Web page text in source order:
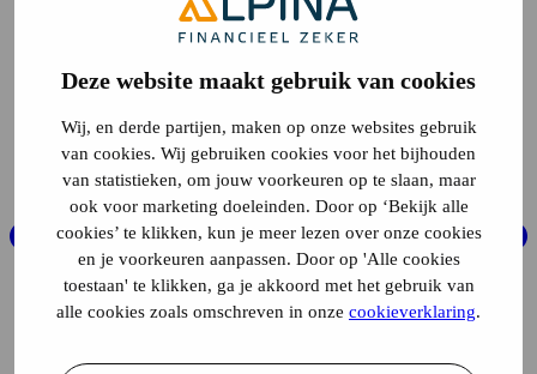
Deze website maakt gebruik van cookies
Wij, en derde partijen, maken op onze websites gebruik
van cookies. Wij gebruiken cookies voor het bijhouden
van statistieken, om jouw voorkeuren op te slaan, maar
ook voor marketing doeleinden. Door op ‘Bekijk alle
cookies’ te klikken, kun je meer lezen over onze cookies
en je voorkeuren aanpassen. Door op 'Alle cookies
toestaan' te klikken, ga je akkoord met het gebruik van
alle cookies zoals omschreven in onze cookieverklaring.